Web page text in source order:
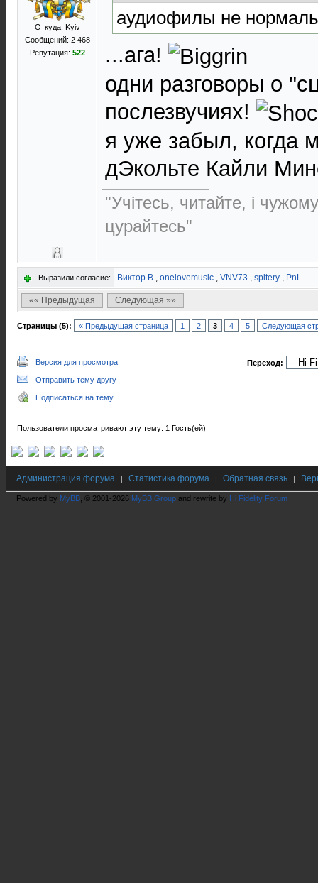
Откуда: Kyiv
Сообщений: 2 468
Репутация: 522
аудиофилы не
...ага!
одни разговоры о
послезвучиях!
я уже забыл, когда
дЭкольте Кайли
"Учітесь, читайте, і
цурайтесь"
Выразили согласие: Виктор В , onelovemusic , VNV73 , spitery , PnL
«« Предыдущая Следующая »»
Страницы (5): « Предыдущая страница 1 2 3 4 5 Следующая
Версия для просмотра
Отправить тему другу
Подписаться на тему
Переход:
Пользователи просматривают эту тему: 1 Гость(ей)
Администрация форума | Статистика форума | Обратная связь |
Powered by MyBB , © 2001-2026 MyBB Group and rewrite by Hi Fidelity Forum